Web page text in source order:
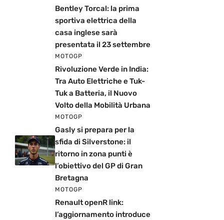
Bentley Torcal: la prima
sportiva elettrica della
casa inglese sarà
presentata il 23 settembre
MOTOGP
Rivoluzione Verde in India:
Tra Auto Elettriche e Tuk-
Tuk a Batteria, il Nuovo
Volto della Mobilità Urbana
MOTOGP
Gasly si prepara per la
sfida di Silverstone: il
ritorno in zona punti è
l’obiettivo del GP di Gran
Bretagna
MOTOGP
Renault openR link:
l’aggiornamento introduce